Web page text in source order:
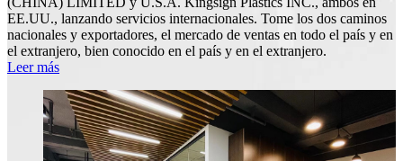
EE.UU., lanzando servicios internacionales. Tome los dos caminos
nacionales y exportadores, el mercado de ventas en todo el país y en
el extranjero, bien conocido en el país y en el extranjero.
Leer más